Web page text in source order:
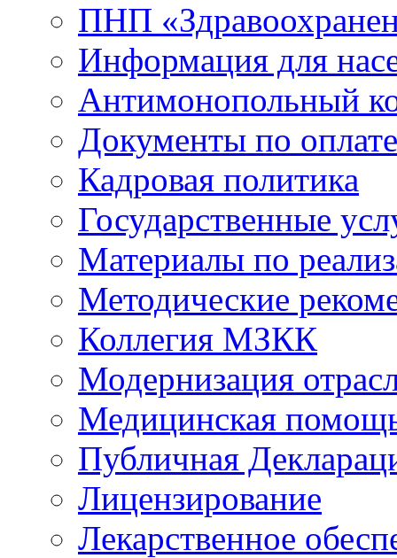
ПНП
Информация для
Антимонопольный
Документы по
Кадровая политика
Государственные
Материалы по
Методические
Коллегия МЗКК
Модернизация
Медицинская
Публичная
Лицензирование
Лекарственное